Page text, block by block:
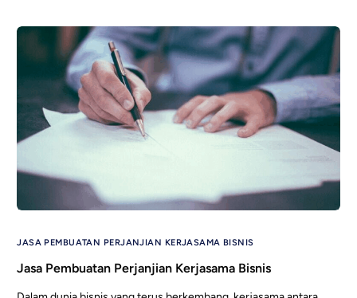
JASA PEMBUATAN PERJANJIAN KERJASAMA BISNIS
Jasa Pembuatan Perjanjian Kerjasama Bisnis